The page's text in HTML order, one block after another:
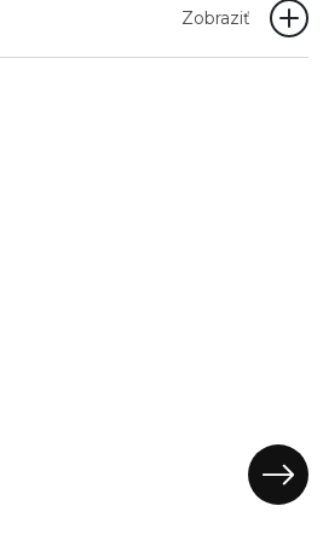
Zobraziť